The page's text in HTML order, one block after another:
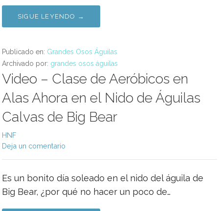
SIGUE LEYENDO →
Publicado en: Grandes Osos Águilas
Archivado por: grandes osos águilas
Video – Clase de Aeróbicos en
Alas Ahora en el Nido de Águilas
Calvas de Big Bear
HNF
Deja un comentario
Es un bonito día soleado en el nido del águila de
Big Bear, ¿por qué no hacer un poco de…